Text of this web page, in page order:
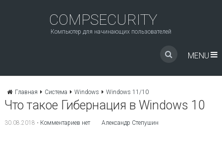
COMPSECURITY
Компьютер для начинающих пользователей
MENU
Главная Система Windows Windows 11/10
Что такое Гибернация в Windows 10
30.08.2018 • Комментариев нет Александр Степушин